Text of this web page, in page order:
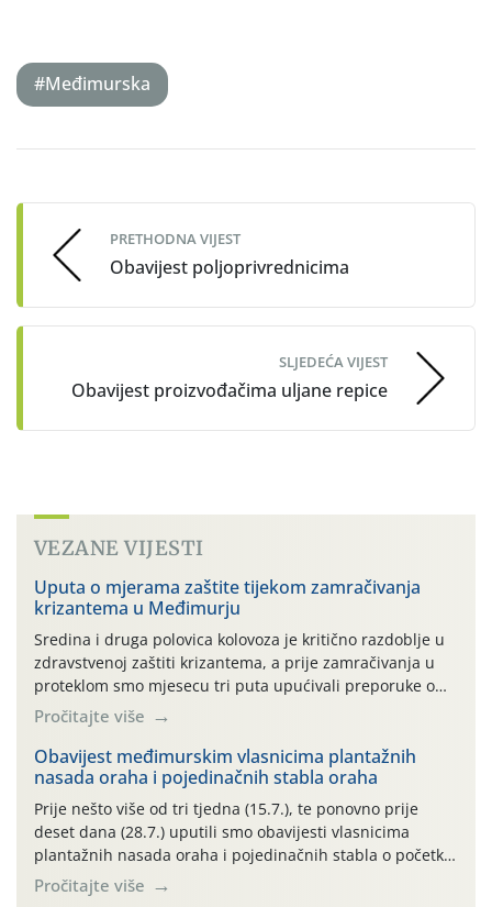
#Međimurska
navigation
PRETHODNA VIJEST
Obavijest poljoprivrednicima
SLJEDEĆA VIJEST
Obavijest proizvođačima uljane repice
VEZANE VIJESTI
Uputa o mjerama zaštite tijekom zamračivanja
krizantema u Međimurju
Sredina i druga polovica kolovoza je kritično razdoblje u
zdravstvenoj zaštiti krizantema, a prije zamračivanja u
proteklom smo mjesecu tri puta upućivali preporuke o
preventivnim mjerama zaštite krizantema od najčešćih
uzročnika bolesti, štetnika i fito-fagnih grinja (23.7., 14.7.,
06.7.)! Na početku ovog mjeseca je zabilježeno je
povijesno i ekstremno vruće meteorološko razdoblje, uz
najviše temperature […]
Pročitajte više
Obavijest međimurskim vlasnicima plantažnih
nasada oraha i pojedinačnih stabla oraha
Prije nešto više od tri tjedna (15.7.), te ponovno prije
deset dana (28.7.) uputili smo obavijesti vlasnicima
plantažnih nasada oraha i pojedinačnih stabla o početku
leta i ovogodišnjoj potrebi usmjerenog suzbijanja
orahove muhe (Rhagoletis completa)! Već dvanaest dana
Pročitajte više